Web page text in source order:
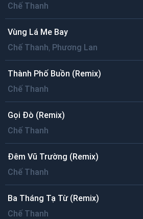
Chế Thanh
Vùng Lá Me Bay
Chế Thanh, Phương Lan
Thành Phố Buồn (Remix)
Chế Thanh
Gọi Đò (Remix)
Chế Thanh
Đêm Vũ Trường (Remix)
Chế Thanh
Ba Tháng Tạ Từ (Remix)
Chế Thanh